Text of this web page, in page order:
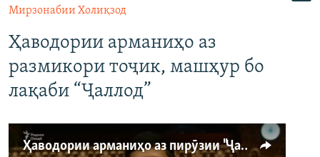
Мирзонабии Холиқзод
Ҳаводории арманиҳо аз
размикори тоҷик, машҳур бо
лақаби “Ҷаллод”
Ҳаводории арманиҳо аз пирӯзии "Ҷаллод"-и тоҷик